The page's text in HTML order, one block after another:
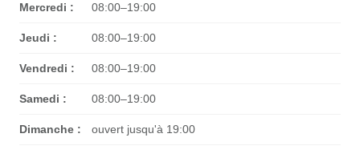
Mercredi : 08:00–19:00
Jeudi : 08:00–19:00
Vendredi : 08:00–19:00
Samedi : 08:00–19:00
Dimanche : ouvert jusqu'à 19:00